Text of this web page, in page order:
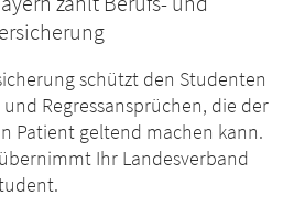
schützt den Studenten
Regressansprüchen, die der
Patient geltend machen kann.
Ihr Landesverband